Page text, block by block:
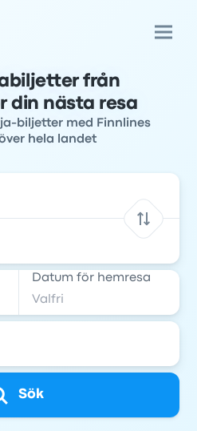
från
din nästa resa
biljetter med Finnlines
hela landet
Datum för hemresa
Sök